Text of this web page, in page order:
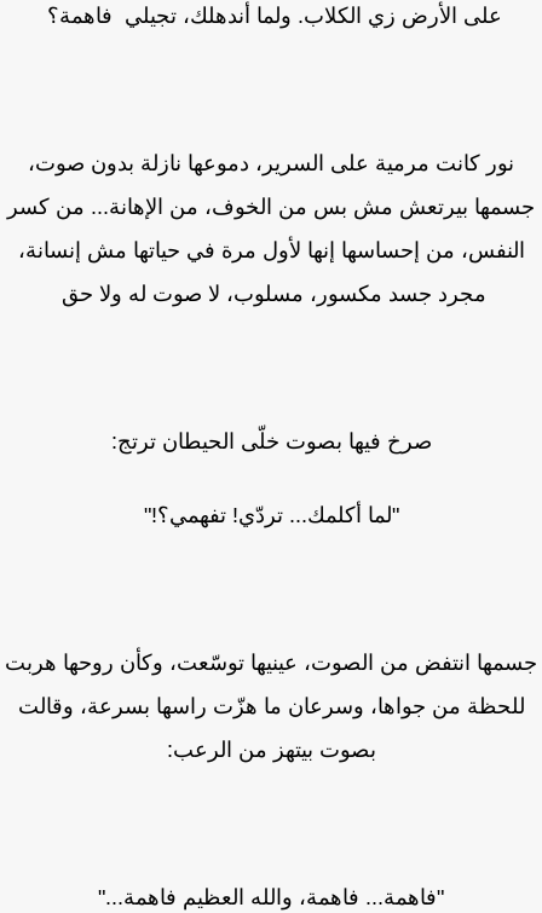
على الأرض زي الكلاب. ولما أندهلك، تجيلي فاهمة؟
نور كانت مرمية على السرير، دموعها نازلة بدون صوت،
بيرتعش مش بس من الخوف، من الإهانة... من كسر
من إحساسها إنها لأول مرة في حياتها مش إنسانة،
مجرد جسد مكسور، مسلوب، لا صوت له ولا حق
صرخ فيها بصوت خلّى الحيطان ترتج:
"لما أكلمك... تردّي! تفهمي؟!"
انتفض من الصوت، عينيها توسّعت، وكأن روحها هربت
من جواها، وسرعان ما هزّت راسها بسرعة، وقالت
بصوت بيتهز من الرعب:
"فاهمة... فاهمة، والله العظيم فاهمة..."